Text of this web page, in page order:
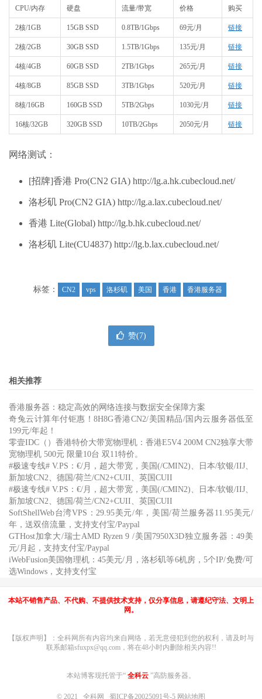
CPU/内存 硬盘 流量/带宽 价格 购买
2核/1GB 15GB SSD 0.8TB/1Gbps 69元/月 链接
2核/2GB 30GB SSD 1.5TB/1Gbps 135元/月 链接
4核/4GB 60GB SSD 2TB/1Gbps 265元/月 链接
4核/8GB 85GB SSD 3TB/1Gbps 520元/月 链接
8核/16GB 160GB SSD 5TB/2Gbps 1030元/月 链接
16核/32GB 320GB SSD 10TB/2Gbps 2050元/月 链接
网络测试：
[招牌]香港 Pro(CN2 GIA) http://lg.a.hk.cubecloud.net/
洛杉矶 Pro(CN2 GIA) http://lg.a.lax.cubecloud.net/
香港 Lite(Global) http://lg.b.hk.cubecloud.net/
洛杉矶 Lite(CU4837) http://lg.b.lax.cubecloud.net/
标签： CN2 vps 洛杉矶 美国 香港 香港服务器
赞(7)
相关推荐
香港服务器：稳定高效的网络连接与数据安全保障方案
奇兔云计算年付钜惠！8H8G香港CN2/美国精品/国内云服务器低至
199元/年起！
零壹IDC（）香港特价大带宽物理机：香港E5V4 200M CN2独享大带
宽物理机 500元 限量10台 双11特价。
#极速专线# V.PS：€/月，超大带宽，美国(/CMIN2)、日本/软银/IIJ、
新加坡CN2、德国/荷兰/CN2+CUII、英国CUII
#极速专线# V.PS：€/月，超大带宽，美国(/CMIN2)、日本/软银/IIJ、
新加坡CN2、德国/荷兰/CN2+CUII、英国CUII
SoftShellWeb台湾VPS：29.95美元/年，美国/荷兰服务器11.95美元/
年，送双倍流量，支持支付宝/Paypal
GTHost加拿大/瑞士AMD Ryzen 9 /美国7950X3D独立服务器：49美
元/月起，支持支付宝/Paypal
iWebFusion美国物理机：45美元/月，洛杉矶等6机房，5个IP/免费/可
选Windows，支持支付宝
本站不销售产品、不代购、不提供技术支持，仅分享信息，请遵纪守法、文明上
网。
【版权声明】：全科网所有内容均来自网络，若无意侵犯到您的权利，请及时与
联系邮箱sfuxpx@qq.com，将在48小时内删除相关内容!!
本站博客现托管于“ 全科云 ”高防服务器。
© 2021 全科网 蜀ICP备20025091号-5 网站地图